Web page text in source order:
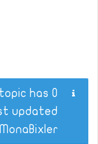
updated
MonaBixler